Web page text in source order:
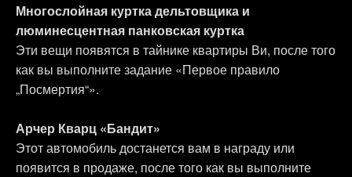
Многослойная куртка дельтовщика и
люминесцентная панковская куртка
Эти вещи появятся в тайнике квартиры Ви, после того
как вы выполните задание «Первое правило
„Посмертия“».
Арчер Кварц «Бандит»
Этот автомобиль достанется вам в награду или
появится в продаже, после того как вы выполните